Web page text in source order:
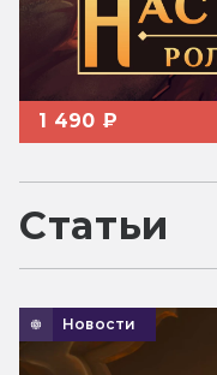
1 490 ₽
Статьи
Новости